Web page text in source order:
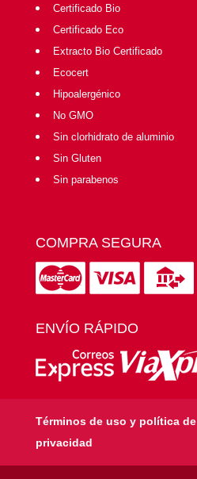
Certificado Bio
Certificado Eco
Extracto Bio Certificado
Ecocert
Hipoalergénico
No GMO
Sin clorhidrato de aluminio
Sin Gluten
Sin parabenos
COMPRA SEGURA
ENVÍO RÁPIDO
Términos de uso y política de
privacidad